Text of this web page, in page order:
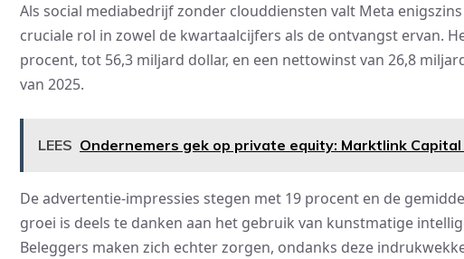
Als social mediabedrijf zonder clouddiensten valt Meta
cruciale rol in zowel de kwartaalcijfers als de ontvangst ervan.
procent, tot 56,3 miljard dollar, en een nettowinst van 26,8
van 2025.
LEES Ondernemers gek op private equity: Marktlink
De advertentie-impressies stegen met 19 procent en de
groei is deels te danken aan het gebruik van kunstmatige
Beleggers maken zich echter zorgen, ondanks deze